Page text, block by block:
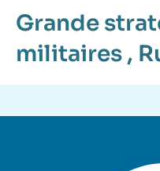
Grande
militaires ,